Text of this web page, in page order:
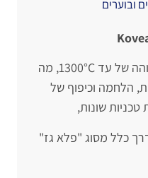
ובוערים
המבער מגיע לטמפרטורה גבוהה של עד 1300°C, מה
הלחמה וכיפוף של
שונות,
כלל מסוג "פלא גז"